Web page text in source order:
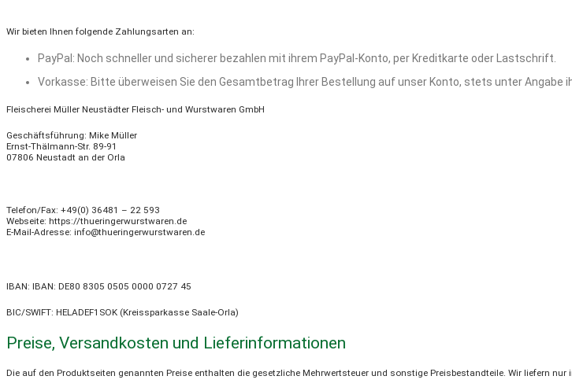
Wir bieten Ihnen folgende Zahlungsarten an:
PayPal: Noch schneller und sicherer bezahlen mit ihrem PayPal-Konto, per Kreditkarte oder Lastschrift.
Vorkasse: Bitte überweisen Sie den Gesamtbetrag Ihrer Bestellung auf unser Konto, stets unter Angabe
Fleischerei Müller Neustädter Fleisch- und Wurstwaren GmbH
Geschäftsführung: Mike Müller
Ernst-Thälmann-Str. 89-91
07806 Neustadt an der Orla
Telefon/Fax: +49(0) 36481 – 22 593
Webseite: https://thueringerwurstwaren.de
E-Mail-Adresse: info@thueringerwurstwaren.de
IBAN: IBAN: DE80 8305 0505 0000 0727 45
BIC/SWIFT: HELADEF1SOK (Kreissparkasse Saale-Orla)
Preise, Versandkosten und Lieferinformationen
Die auf den Produktseiten genannten Preise enthalten die gesetzliche Mehrwertsteuer und sonstige Preisbestandteile. Wir liefern